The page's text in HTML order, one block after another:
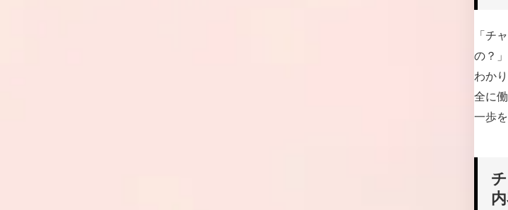
「チ
の？
わか
全に
一歩